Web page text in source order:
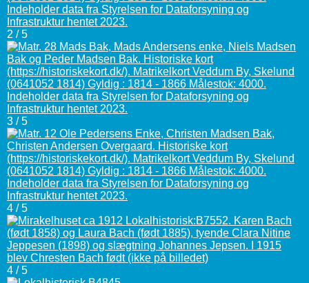
2 / 5
3 / 5
4 / 5
4 / 5